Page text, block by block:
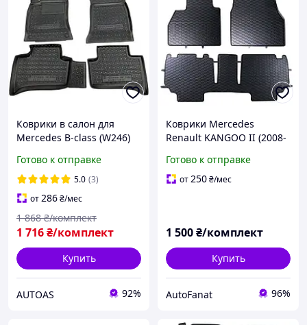
Коврики в салон для
Mercedes B-class (W246)
Мерседес В246, Avto-
Gumm, Чёрные
Готово к отправке
5.0 (3)
от286₴/мес
1 716₴/комплект
1 868 ₴/комплект
Купить
AUTOAS 92%
Коврики Mercedes
Renault KANGOO II (2008-
в салон резиновые
(838/3C)
Готово к отправке
от250₴/мес
1 500₴/комплект
Купить
AutoFanat 96%